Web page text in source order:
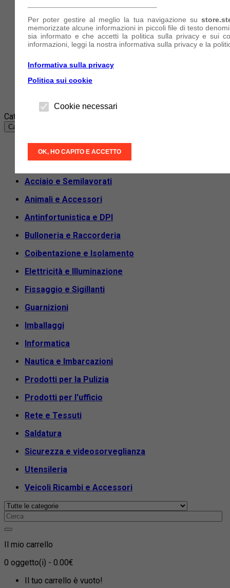
Tute
Nautica e Imbarcazioni
Collari di Serraggio
Tubi e Manicotti in Silicone
Account
(+39) 340 849 11 11
Categorie
Categorie
Abbigliamento e accessori
Abrasivi e Taglio
Acciaio e Semilavorati
Animali e Accessori
Antinfortunistica e DPI
Bulloneria e Raccorderia
Coibentazione e Isolamento
Elettricità e Illuminazione
Fissaggio e Sigillanti
Guarnizioni
Imballaggi
Informatica
Nautica e Imbarcazioni
Prodotti per la Pulizia
Prodotti per l'ufficio
Rete e Tessuti
Saldatura
Sicurezza e videosorveglianza
Utensileria
Veicoli Ricambi e Accessori
Il mio carrello
0 oggetto(i) - 0.00€
Il tuo carrello è vuoto!
Per poter gestire al meglio la tua navigazione su
memorizzate alcune informazioni in piccoli file di testo
sia informato e che accetti la politica sulla privacy e sui
informazioni, leggi la nostra informativa sulla privacy e la
Informativa sulla privacy
Politica sui cookie
Cookie necessari
OK, HO CAPITO E ACCETTO